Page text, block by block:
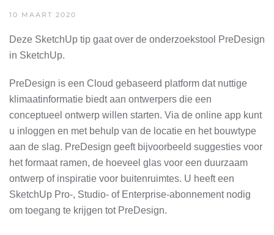
10 MAART 2020
Deze SketchUp tip gaat over de onderzoekstool PreDesign
in SketchUp.
PreDesign is een Cloud gebaseerd platform dat nuttige
klimaatinformatie biedt aan ontwerpers die een
conceptueel ontwerp willen starten. Via de online app kunt
u inloggen en met behulp van de locatie en het bouwtype
aan de slag. PreDesign geeft bijvoorbeeld suggesties voor
het formaat ramen, de hoeveel glas voor een duurzaam
ontwerp of inspiratie voor buitenruimtes. U heeft een
SketchUp Pro-, Studio- of Enterprise-abonnement nodig
om toegang te krijgen tot PreDesign.